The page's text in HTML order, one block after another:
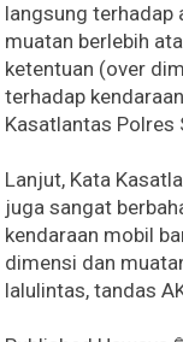
langsung terhadap
muatan berlebih
ketentuan (over
terhadap
Kasatlantas Polres
Lanjut, Kata
juga sangat
kendaraan mobil
dimensi dan
lalulintas, tandas